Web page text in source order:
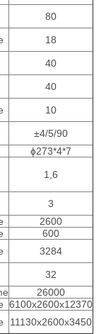
80
18
40
40
10
±4/5/90
ɸ273*4*7
1,6
3
2600
600
3284
32
26000
6100x2600x12370
11130x2600x3450